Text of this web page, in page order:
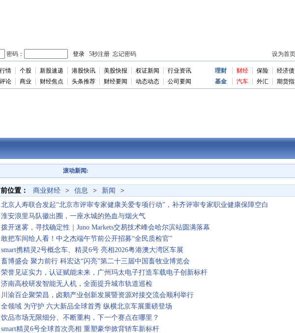
行情 个股 新股速递 港股快讯 美股快报 权证新闻
行业资讯
评论 商业 财经焦点 头条推荐 财经要闻 动态动态 公司要闻
理财 财经 保险 经济
基金
汽车 外汇 期货
滚动新闻:
北京人寿联合发起“北京市(06-17)淮安浪里马队徽出圈
敢把车间给人看！中之杰端(06-05)smart携精灵2号概念
位置： 商业财经 > 信息 > 新闻
>
北京人寿联合发起“北京市评审专家健康关爱专项行动”，补齐评审专家职业健康保障空白
淮安浪里马队徽出圈，一座水城的热血与烟火气
拨开迷雾，寻找确定性｜Juno Markets交易技术峰会哈尔滨站圆满落幕
敢把车间给人看！中之杰端午节前公开招募“全民质检官”
smart携精灵2号概念车、精灵6号 亮相2026粤港澳大湾区车展
畜博盛会 聚力前行 科宏达“闪亮”第二十三届中国畜牧业博览会
荣誉见证实力，认证赋能未来，广州玛太电子打造车载电子创新标杆
济南高校研发智能无人机，全面提升城市轨道巡检
川渝百企聚荣昌，卤鹅产业创新发展暨资源对接交流会顺利举行
全领域 为守护 六大新品全球首秀 纵横北京车展重磅登场
饮品市场无限细分、不断重构，下一个赛点在哪里？
smart精灵6号全球首次亮相 重塑豪华掀背轿车新标杆